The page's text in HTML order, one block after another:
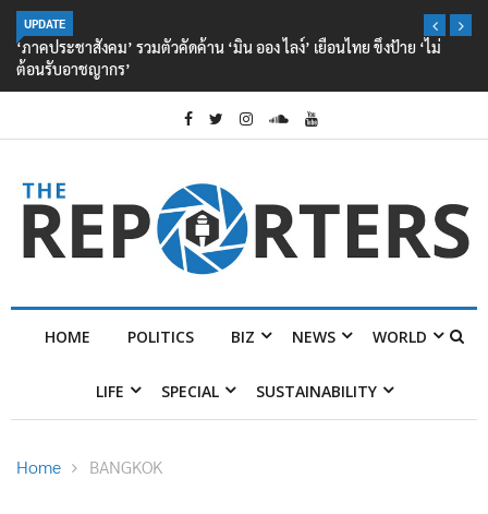
UPDATE
‘ภาคประชาสังคม’ รวมตัวคัดค้าน ‘มิน ออง ไลง์’ เยือนไทย ขึงป้าย ‘ไม่
ต้อนรับอาชญากร’
HOME POLITICS BIZ NEWS WORLD
LIFE SPECIAL SUSTAINABILITY
Home BANGKOK